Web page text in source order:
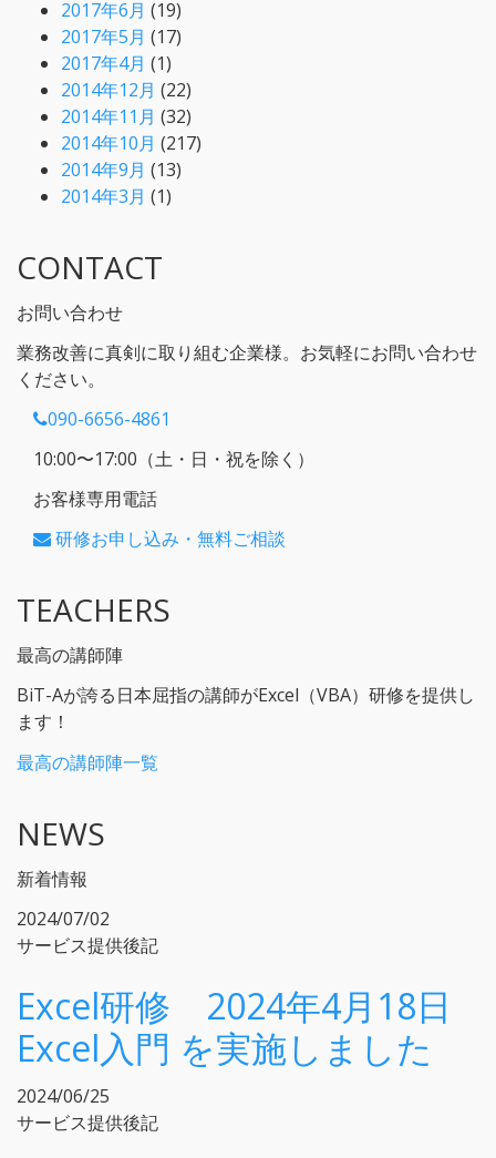
2017年6月 (19)
2017年5月 (17)
2017年4月 (1)
2014年12月 (22)
2014年11月 (32)
2014年10月 (217)
2014年9月 (13)
2014年3月 (1)
CONTACT
お問い合わせ
業務改善に真剣に取り組む企業様。お気軽にお問い合わせ
ください。
090-6656-4861
10:00〜17:00（土・日・祝を除く）
お客様専用電話
研修お申し込み・無料ご相談
TEACHERS
最高の講師陣
BiT-Aが誇る日本屈指の講師がExcel（VBA）研修を提供し
ます！
最高の講師陣一覧
NEWS
新着情報
2024/07/02
サービス提供後記
Excel研修 2024年4月18日
Excel入門 を実施しました
2024/06/25
サービス提供後記